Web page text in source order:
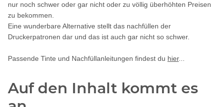
nur noch schwer oder gar nicht oder zu völlig überhöhten Preisen
zu bekommen.
Eine wunderbare Alternative stellt das nachfüllen der
Druckerpatronen dar und das ist auch gar nicht so schwer.
Passende Tinte und Nachfüllanleitungen findest du hier...
Auf den Inhalt kommt es